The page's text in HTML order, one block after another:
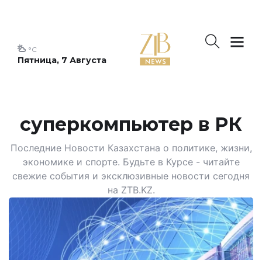
Пятница, 7 Августа
°C
суперкомпьютер в РК
Последние Новости Казахстана о политике, жизни,
экономике и спорте. Будьте в Курсе - читайте
свежие события и эксклюзивные новости сегодня
на ZTB.KZ.